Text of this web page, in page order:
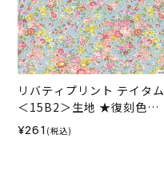
リバティプリント テイタム
＜15B2＞生地 ★復刻色
（ホビーラホビーレオリジ
ナル）2025SS
¥261 (税込)